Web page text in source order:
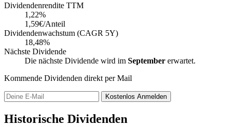
Dividendenrendite TTM
1,22%
1,59€/Anteil
Dividendenwachstum (CAGR 5Y)
18,48%
Nächste Dividende
Die nächste Dividende wird im September erwartet.
Kommende Dividenden direkt per Mail
Kostenlos Anmelden
Historische Dividenden